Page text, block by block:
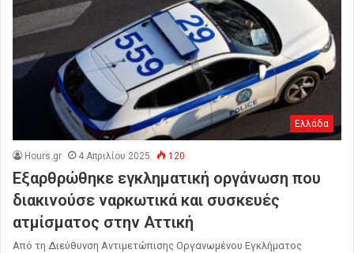
Ελλάδα
Hours.gr 4 Απριλίου 2025 120
Εξαρθρώθηκε εγκληματική οργάνωση που
διακινούσε ναρκωτικά και συσκευές
ατμίσματος στην Αττική
Από τη Διεύθυνση Αντιμετώπισης Οργανωμένου Εγκλήματος